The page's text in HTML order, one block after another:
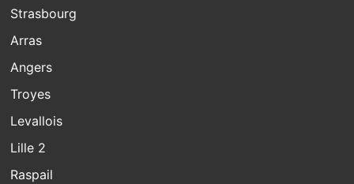
Strasbourg
Arras
Angers
Troyes
Levallois
Lille 2
Raspail